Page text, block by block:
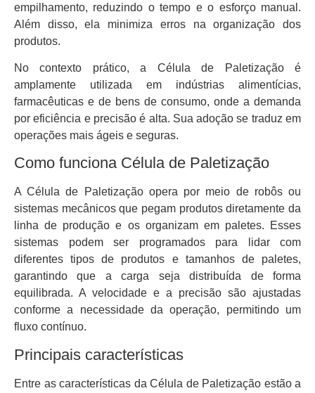
empilhamento, reduzindo o tempo e o esforço manual.
Além disso, ela minimiza erros na organização dos
produtos.
No contexto prático, a Célula de Paletização é
amplamente utilizada em indústrias alimentícias,
farmacêuticas e de bens de consumo, onde a demanda
por eficiência e precisão é alta. Sua adoção se traduz em
operações mais ágeis e seguras.
Como funciona Célula de Paletização
A Célula de Paletização opera por meio de robôs ou
sistemas mecânicos que pegam produtos diretamente da
linha de produção e os organizam em paletes. Esses
sistemas podem ser programados para lidar com
diferentes tipos de produtos e tamanhos de paletes,
garantindo que a carga seja distribuída de forma
equilibrada. A velocidade e a precisão são ajustadas
conforme a necessidade da operação, permitindo um
fluxo contínuo.
Principais características
Entre as características da Célula de Paletização estão a